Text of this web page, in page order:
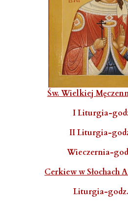
Św. Wielkiej
I Liturgia-
II Liturgia-
Wieczernia-
Cerkiew w Słochach
Liturgia-